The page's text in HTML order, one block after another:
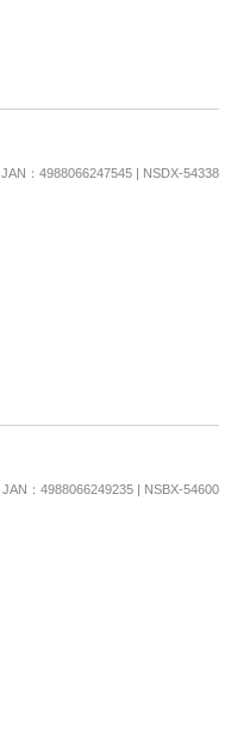
JAN：4988066247545 | NSDX-54338
JAN：4988066249235 | NSBX-54600